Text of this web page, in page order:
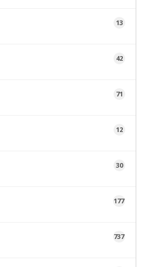
13
42
71
12
30
177
737